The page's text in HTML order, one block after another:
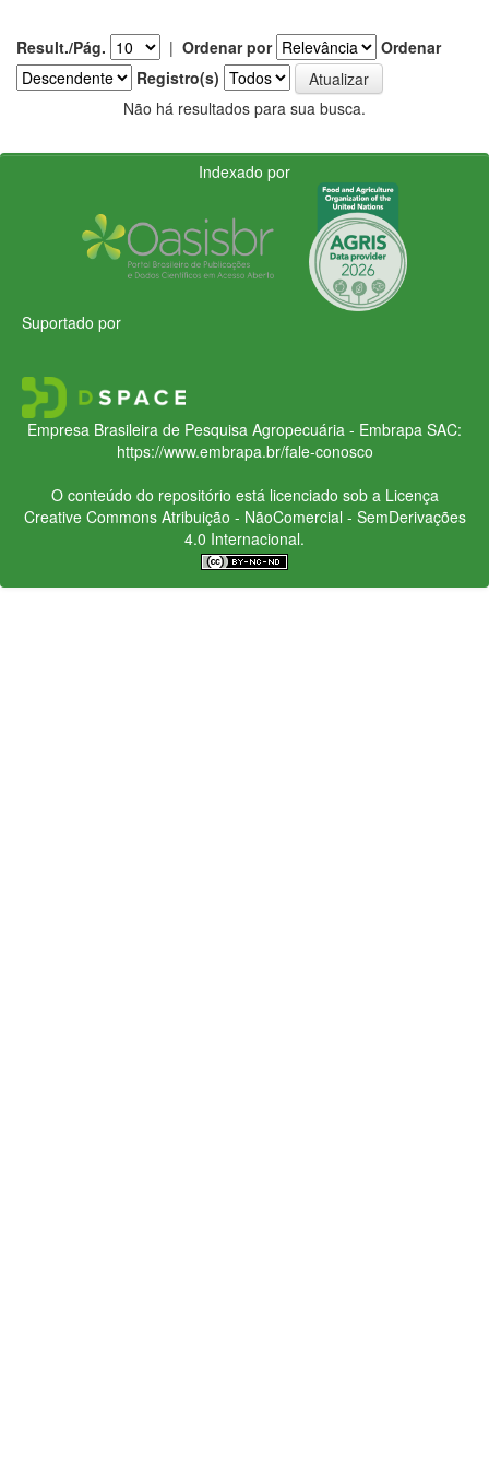
Result./Pág. | Ordenar por
Ordenar
Registro(s)
Não há resultados para sua busca.
Indexado por
Suportado por
Empresa Brasileira de Pesquisa Agropecuária - Embrapa SAC:
https://www.embrapa.br/fale-conosco
O conteúdo do repositório está licenciado sob a Licença
Creative CommonsAtribuição - NãoComercial - SemDerivações
4.0 Internacional.